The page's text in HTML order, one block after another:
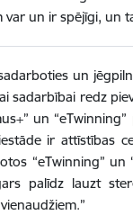
un ir spējīgi, un
un
sadarbībai redz
un
ir attīstības
“eTwinning” un
palīdz lauzt